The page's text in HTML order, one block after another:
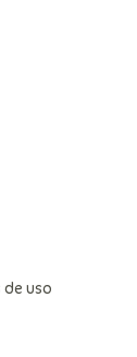
uso